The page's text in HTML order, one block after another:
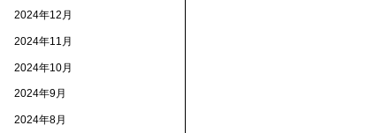
2024年12月
2024年11月
2024年10月
2024年9月
2024年8月